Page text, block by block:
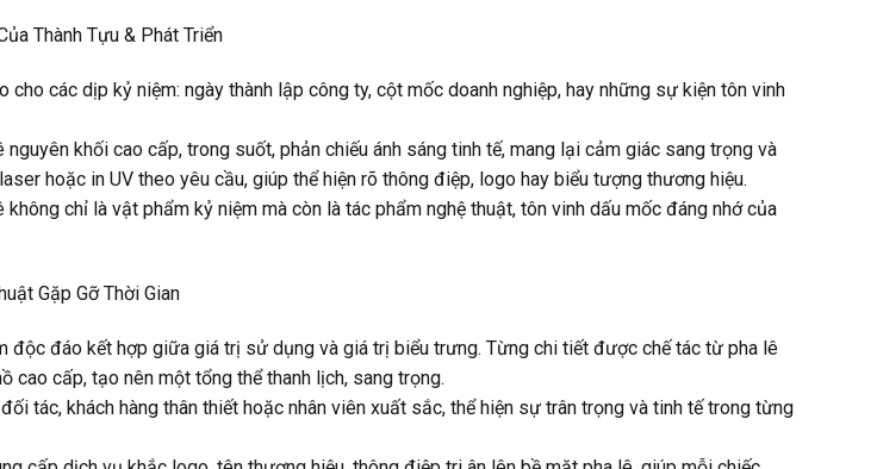
Thành Tựu & Phát Triển
cho các dịp kỷ niệm: ngày thành lập công ty, cột mốc doanh nghiệp, hay những sự kiện tôn vinh
khối cao cấp, trong suốt, phản chiếu ánh sáng tinh tế, mang lại cảm giác sang trọng và
hoặc in UV theo yêu cầu, giúp thể hiện rõ thông điệp, logo hay biểu tượng thương hiệu.
chỉ là vật phẩm kỷ niệm mà còn là tác phẩm nghệ thuật, tôn vinh dấu mốc đáng nhớ của
Gặp Gỡ Thời Gian
độc đáo kết hợp giữa giá trị sử dụng và giá trị biểu trưng. Từng chi tiết được chế tác từ pha lê
cao cấp, tạo nên một tổng thể thanh lịch, sang trọng.
tác, khách hàng thân thiết hoặc nhân viên xuất sắc, thể hiện sự trân trọng và tinh tế trong từng